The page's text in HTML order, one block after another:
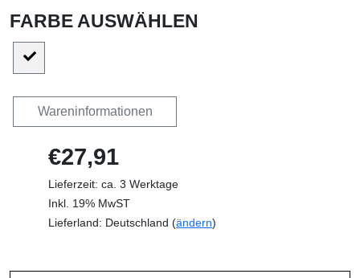
FARBE AUSWÄHLEN
Wareninformationen
€27,91
Lieferzeit: ca. 3 Werktage
Inkl. 19% MwST
Lieferland: Deutschland (ändern)